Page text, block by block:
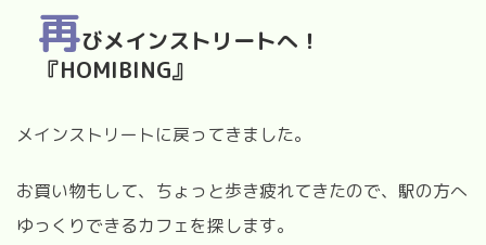
再びメインストリートへ！
『HOMIBING』
メインストリートに戻ってきました。
お買い物もして、ちょっと歩き疲れてきたので、駅の方へ
ゆっくりできるカフェを探します。